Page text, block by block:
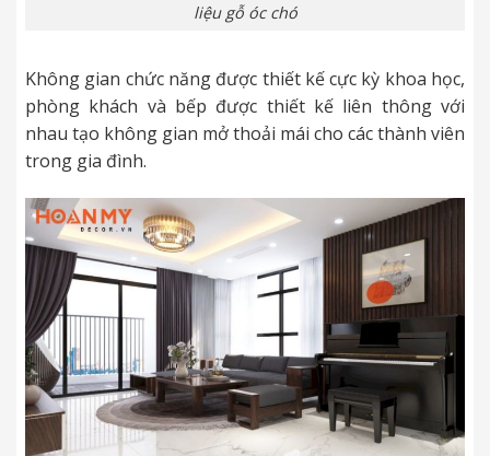
liệu gỗ óc chó
Không gian chức năng được thiết kế cực kỳ khoa học,
phòng khách và bếp được thiết kế liên thông với
nhau tạo không gian mở thoải mái cho các thành viên
trong gia đình.